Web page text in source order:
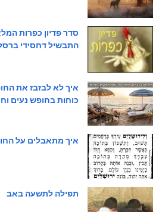
סדר פדיון כפרות
התבשיל דחסידי
איך לא לבזבז את
כוחות בחופש נעים
איך מתאבלים על
תפילה לתשעה באב